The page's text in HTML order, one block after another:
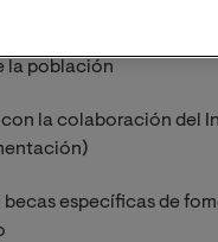
demandado debido
la población
la colaboración del
becas específicas de